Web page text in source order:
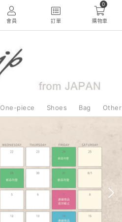
會員 訂單
0
購物車
One-piece Shoes Bag Other